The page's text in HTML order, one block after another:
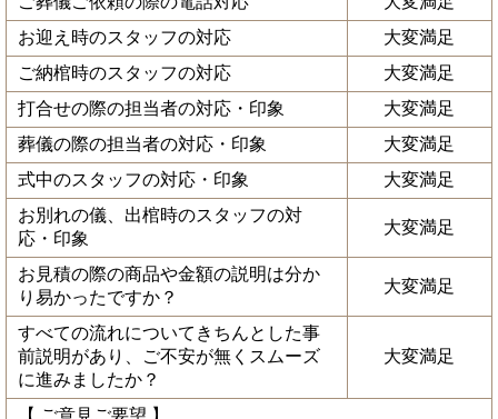
お迎え時のスタッフの対応
大変満足
ご納棺時のスタッフの対応
大変満足
打合せの際の担当者の対応・印象
大変満足
葬儀の際の担当者の対応・印象
大変満足
式中のスタッフの対応・印象
大変満足
お別れの儀、出棺時のスタッフの対
応・印象
大変満足
お見積の際の商品や金額の説明は分か
り易かったですか？
大変満足
すべての流れについてきちんとした事
前説明があり、ご不安が無くスムーズ
に進みましたか？
大変満足
【 ご意見ご要望 】